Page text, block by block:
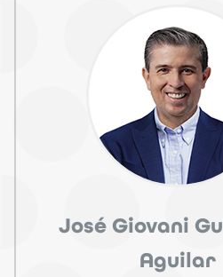
José Giovani
Aguilar